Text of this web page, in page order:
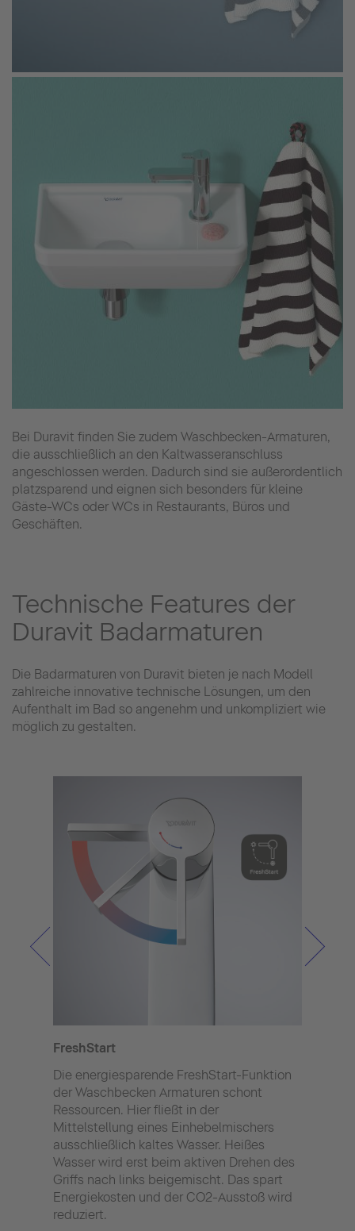
Bei Duravit finden Sie zudem Waschbecken-Armaturen,
die ausschließlich an den Kaltwasseranschluss
angeschlossen werden. Dadurch sind sie außerordentlich
platzsparend und eignen sich besonders für kleine
Gäste-WCs oder WCs in Restaurants, Büros und
Geschäften.
Technische Features der
Duravit Badarmaturen
Die Badarmaturen von Duravit bieten je nach Modell
zahlreiche innovative technische Lösungen, um den
Aufenthalt im Bad so angenehm und unkompliziert wie
möglich zu gestalten.
FreshStart
Die energiesparende FreshStart-Funktion
der Waschbecken Armaturen schont
Ressourcen. Hier fließt in der
Mittelstellung eines Einhebelmischers
ausschließlich kaltes Wasser. Heißes
Wasser wird erst beim aktiven Drehen des
Griffs nach links beigemischt. Das spart
Energiekosten und der CO2-Ausstoß wird
reduziert.